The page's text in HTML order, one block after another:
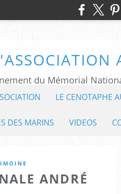
LE CENOTAPHE
DES MARINS VIDEOS
ANDRÉ